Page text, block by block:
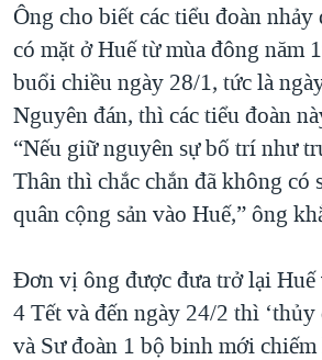
Ông cho biết các tiểu đoàn nhảy
có mặt ở Huế từ mùa đông năm
buổi chiều ngày 28/1, tức là
Nguyên đán, thì các tiểu đoàn
“Nếu giữ nguyên sự bố trí như
Thân thì chắc chắn đã không có
quân cộng sản vào Huế,” ông
Đơn vị ông được đưa trở lại Huế
4 Tết và đến ngày 24/2 thì
và Sư đoàn 1 bộ binh mới